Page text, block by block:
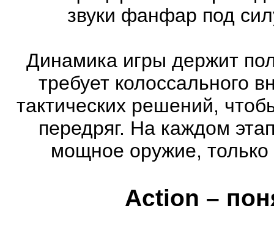
звуки фанфар под
Динамика игры держит
требует колоссального
тактических решений,
передряг. На каждом
мощное оружие, только
Action –